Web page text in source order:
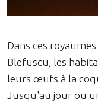
Dans ces
Blefuscu, les
leurs œufs à la
Jusqu'au jour ou